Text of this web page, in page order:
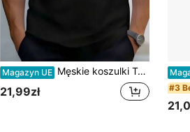
Magazyn UE Męskie koszulki T-shirt
21,99zł #3